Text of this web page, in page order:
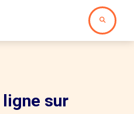
ligne sur